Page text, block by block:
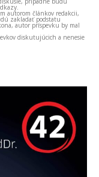
autorom článkov redakcii,
zakladať podstatu
autor príspevku by mal
diskutujúcich a nenesie